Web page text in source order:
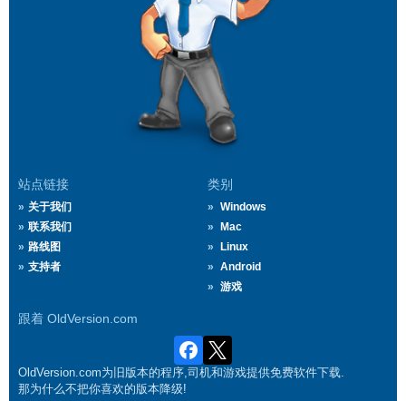
站点链接
关于我们
联系我们
路线图
支持者
类别
Windows
Mac
Linux
Android
游戏
跟着 OldVersion.com
OldVersion.com为旧版本的程序,司机和游戏提供免费软件下载.
那为什么不把你喜欢的版本降级!